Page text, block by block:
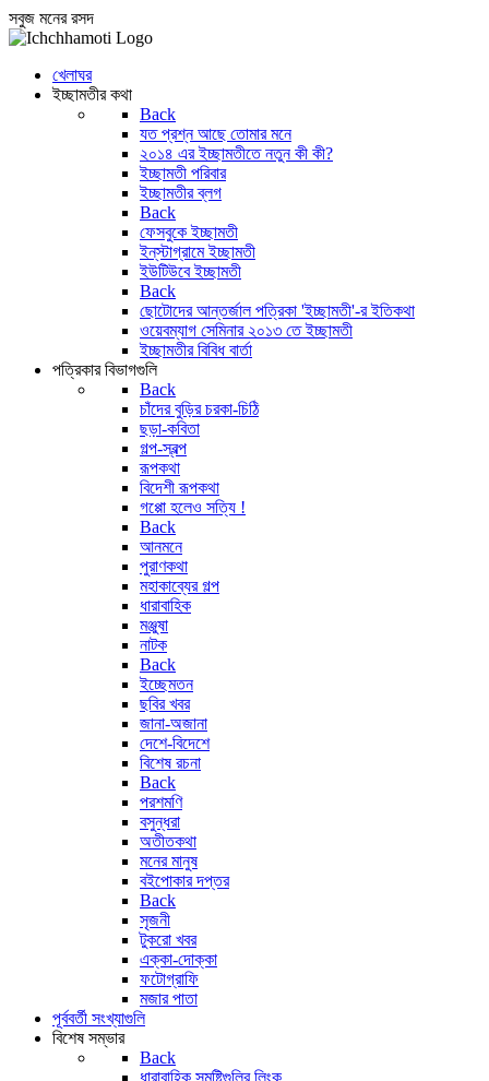
সবুজ মনের রসদ
খেলাঘর
ইচ্ছামতীর কথা
Back
যত প্রশ্ন আছে তোমার মনে
২০১৪ এর ইচ্ছামতীতে নতুন কী কী?
ইচ্ছামতী পরিবার
ইচ্ছামতীর ব্লগ
Back
ফেসবুকে ইচ্ছামতী
ইন্‌স্টাগ্রামে ইচ্ছামতী
ইউটিউবে ইচ্ছামতী
Back
ছোটোদের আন্তর্জাল পত্রিকা 'ইচ্ছামতী'-র ইতিকথা
ওয়েবম্যাগ সেমিনার ২০১৩ তে ইচ্ছামতী
ইচ্ছামতীর বিবিধ বার্তা
পত্রিকার বিভাগগুলি
Back
চাঁদের বুড়ির চরকা-চিঠি
ছড়া-কবিতা
গল্প-স্বল্প
রূপকথা
বিদেশী রূপকথা
গপ্পো হলেও সত্যি !
Back
আনমনে
পুরাণকথা
মহাকাব্যের গল্প
ধারাবাহিক
মঞ্জুষা
নাটক
Back
ইচ্ছেমতন
ছবির খবর
জানা-অজানা
দেশে-বিদেশে
বিশেষ রচনা
Back
পরশমণি
বসুন্ধরা
অতীতকথা
মনের মানুষ
বইপোকার দপ্তর
Back
সৃজনী
টুকরো খবর
এক্কা-দোক্কা
ফটোগ্রাফি
মজার পাতা
পূর্ববর্তী সংখ্যাগুলি
বিশেষ সম্ভার
Back
ধারাবাহিক সমষ্টিগুলির লিংক